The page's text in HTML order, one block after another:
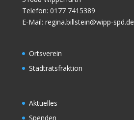
Telefon: 0177 7415389
E-Mail: regina.billstein@wipp-spd.de
Ortsverein
Stadtratsfraktion
Aktuelles
Spenden